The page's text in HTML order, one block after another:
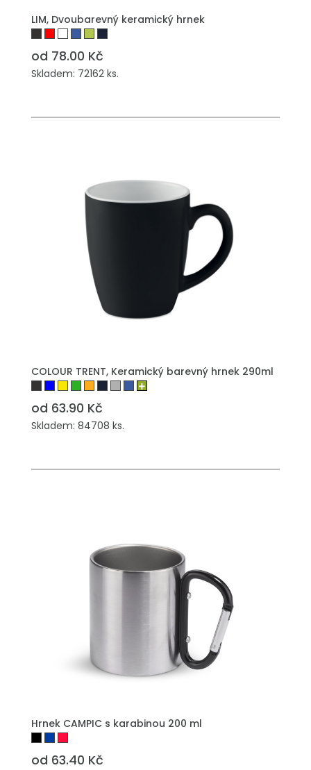
LIM, Dvoubarevný keramický hrnek
od 78.00 Kč
Skladem: 72162 ks.
COLOUR TRENT, Keramický barevný hrnek 290ml
od 63.90 Kč
Skladem: 84708 ks.
Hrnek CAMPIC s karabinou 200 ml
od 63.40 Kč